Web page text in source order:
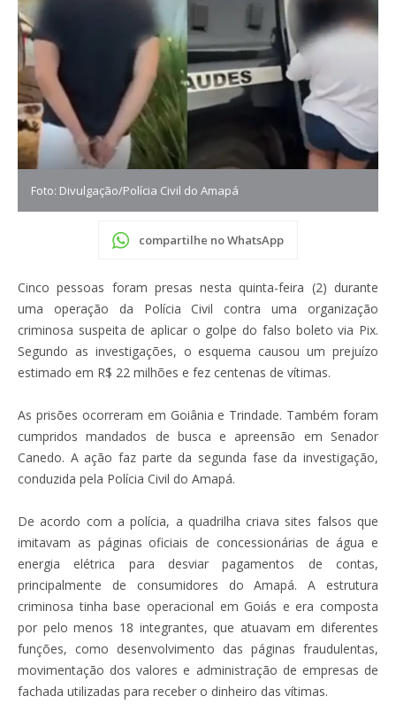
Foto: Divulgação/Polícia Civil do Amapá
compartilhe no WhatsApp
Cinco pessoas foram presas nesta quinta-feira (2) durante
uma operação da Polícia Civil contra uma organização
criminosa suspeita de aplicar o golpe do falso boleto via Pix.
Segundo as investigações, o esquema causou um prejuízo
estimado em R$ 22 milhões e fez centenas de vítimas.
As prisões ocorreram em Goiânia e Trindade. Também foram
cumpridos mandados de busca e apreensão em Senador
Canedo. A ação faz parte da segunda fase da investigação,
conduzida pela Polícia Civil do Amapá.
De acordo com a polícia, a quadrilha criava sites falsos que
imitavam as páginas oficiais de concessionárias de água e
energia elétrica para desviar pagamentos de contas,
principalmente de consumidores do Amapá. A estrutura
criminosa tinha base operacional em Goiás e era composta
por pelo menos 18 integrantes, que atuavam em diferentes
funções, como desenvolvimento das páginas fraudulentas,
movimentação dos valores e administração de empresas de
fachada utilizadas para receber o dinheiro das vítimas.